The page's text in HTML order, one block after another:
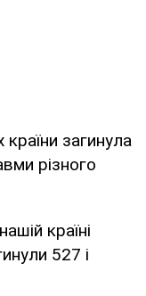
країни загинула
різного
країні
527 і